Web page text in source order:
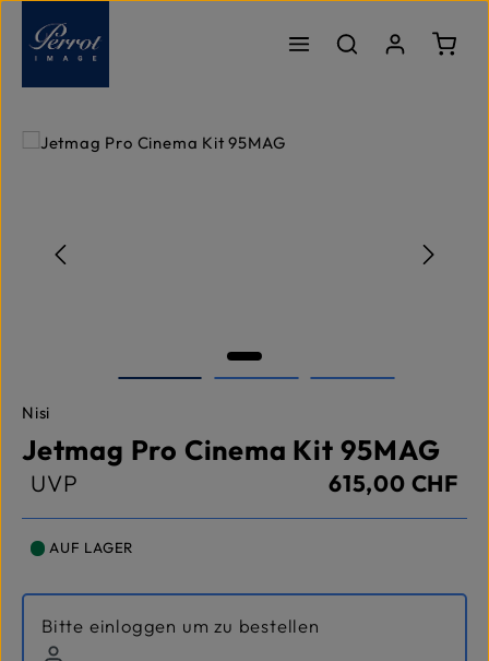
Zum Hauptinhalt springen
Bildergalerie überspringen
Nisi
Jetmag Pro Cinema Kit 95MAG
UVP 615,00 CHF
AUF LAGER
Bitte einloggen um zu bestellen